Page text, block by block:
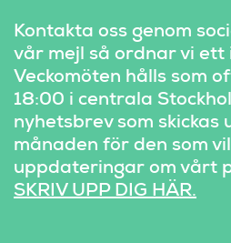
Kontakta oss genom
vår mejl så ordnar vi ett
Veckomöten hålls som
18:00 i centrala
nyhetsbrev som skickas
månaden för den som
SKRIV UPP DIG HÄR.